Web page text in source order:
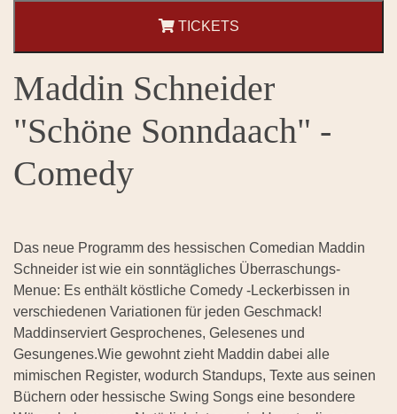
TICKETS
Maddin Schneider
"Schöne Sonndaach" -
Comedy
Das neue Programm des hessischen Comedian Maddin
Schneider ist wie ein sonntägliches Überraschungs-
Menue: Es enthält köstliche Comedy -Leckerbissen in
verschiedenen Variationen für jeden Geschmack!
Maddinserviert Gesprochenes, Gelesenes und
Gesungenes.Wie gewohnt zieht Maddin dabei alle
mimischen Register, wodurch Standups, Texte aus seinen
Büchern oder hessische Swing Songs eine besondere